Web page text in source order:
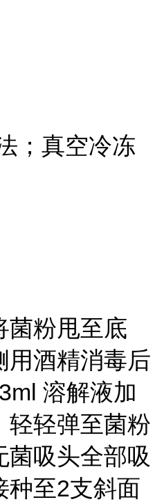
；真空冷冻
菌粉甩至底
用酒精消毒后
溶解液加
轻轻弹至菌粉
菌吸头全部吸
种至2支斜面